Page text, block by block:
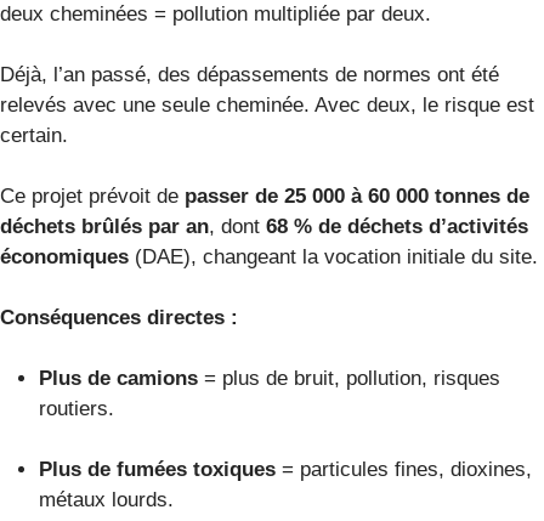
deux cheminées = pollution multipliée par deux.
Déjà, l’an passé, des dépassements de normes ont été
relevés avec une seule cheminée. Avec deux, le risque est
certain.
Ce projet prévoit de passer de 25 000 à 60 000 tonnes de
déchets brûlés par an, dont 68 % de déchets d’activités
économiques (DAE), changeant la vocation initiale du site.
Conséquences directes :
Plus de camions = plus de bruit, pollution, risques
routiers.
Plus de fumées toxiques = particules fines, dioxines,
métaux lourds.